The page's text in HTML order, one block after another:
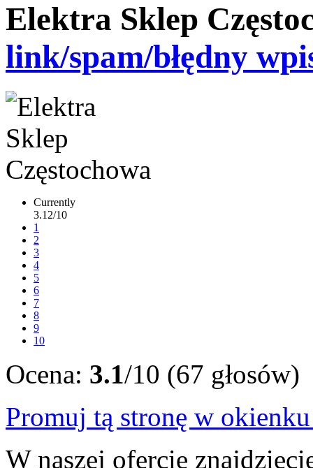
Elektra Sklep
link/spam/błędny
Currently
3.12/10
1
2
3
4
5
6
7
8
9
10
Ocena: 3.1/10 (67 głosów)
Promuj tą stronę w
W naszej ofercie